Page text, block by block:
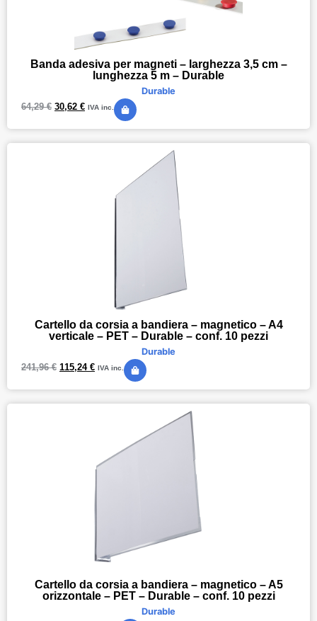
Banda adesiva per magneti – larghezza 3,5 cm –
lunghezza 5 m – Durable
Durable
64,29€ 30,62 € IVA inc.
Cartello da corsia a bandiera – magnetico – A4
verticale – PET – Durable – conf. 10 pezzi
Durable
241,96€ 115,24 € IVA inc.
Cartello da corsia a bandiera – magnetico – A5
orizzontale – PET – Durable – conf. 10 pezzi
Durable